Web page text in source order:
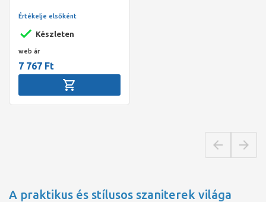
Készleten
Értékelje elsőként
web ár
7 767 Ft
A praktikus és stílusos szaniterek világa